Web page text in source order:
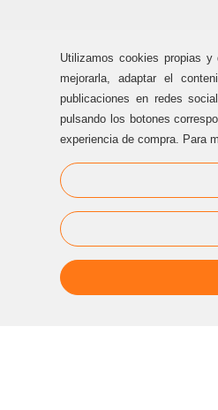
Oficines
(+34) 93 170 17
Dill-Dij de
Div de 9:00h a
Utilizamos cookies propias
mejorarla, adaptar el
publicaciones en redes
pulsando los botones
experiencia de compra. Para